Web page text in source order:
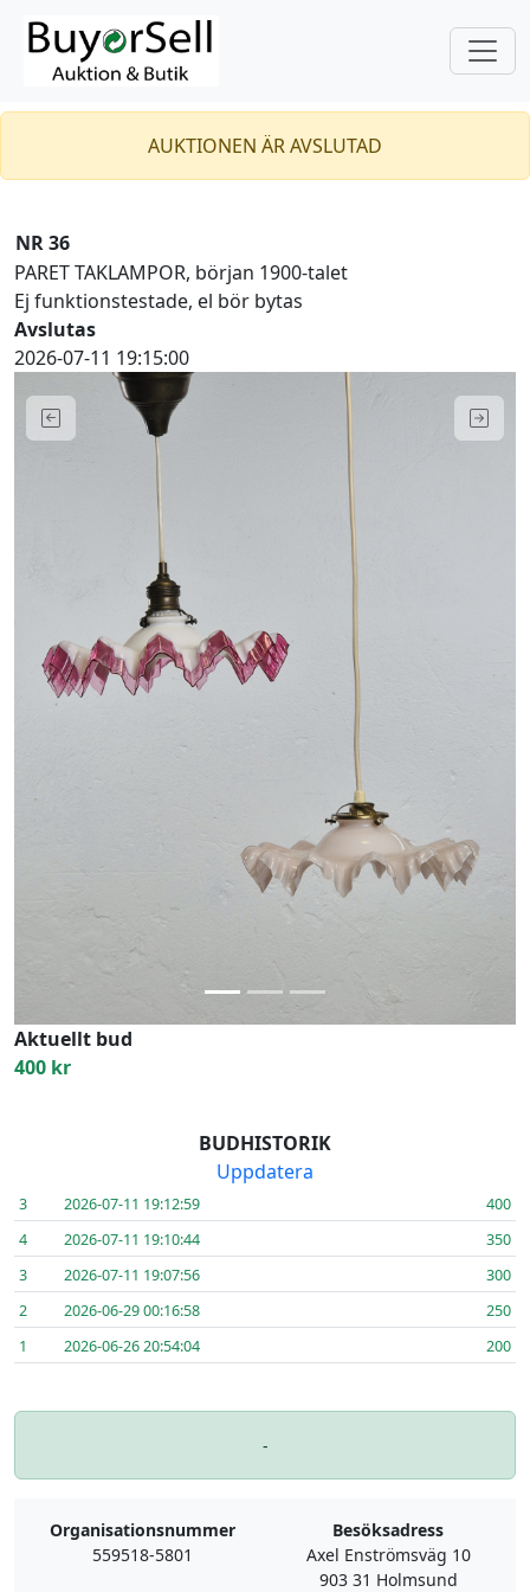
AUKTIONEN ÄR AVSLUTAD
NR 36
PARET TAKLAMPOR, början 1900-talet
Ej funktionstestade, el bör bytas
Avslutas
2026-07-11 19:15:00
Previous
Aktuellt bud
400 kr
BUDHISTORIK
Uppdatera
3 2026-07-11 19:12:59
400
4
2026-07-11 19:10:44
350
3
2026-07-11 19:07:56
300
2
2026-06-29 00:16:58
250
1
2026-06-26 20:54:04 200
-
Organisationsnummer
559518-5801
Besöksadress
Axel Enströmsväg 10
903 31 Holmsund